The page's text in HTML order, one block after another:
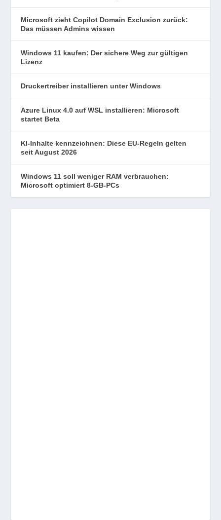
Microsoft zieht Copilot Domain Exclusion zurück:
Das müssen Admins wissen
Windows 11 kaufen: Der sichere Weg zur gültigen
Lizenz
Druckertreiber installieren unter Windows
Azure Linux 4.0 auf WSL installieren: Microsoft
startet Beta
KI-Inhalte kennzeichnen: Diese EU-Regeln gelten
seit August 2026
Windows 11 soll weniger RAM verbrauchen:
Microsoft optimiert 8-GB-PCs